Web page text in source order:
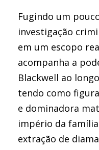
Fugindo um
investigação
em um escopo
acompanha a
Blackwell ao
tendo como
e dominadora
império da
extração de